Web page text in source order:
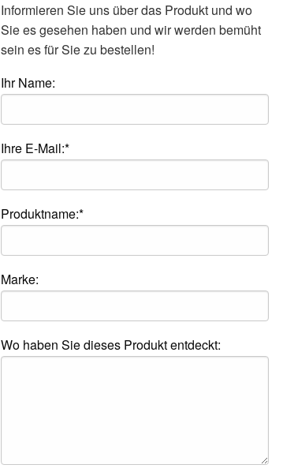
Informieren Sie uns über das Produkt und wo
Sie es gesehen haben und wir werden bemüht
sein es für Sie zu bestellen!
Ihr Name:
Ihre E-Mail:*
Produktname:*
Marke:
Wo haben Sie dieses Produkt entdeckt: